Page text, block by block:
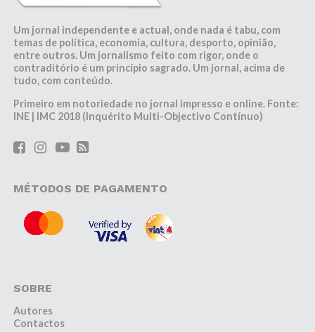
Um jornal independente e actual, onde nada é tabu, com
temas de política, economia, cultura, desporto, opinião,
entre outros. Um jornalismo feito com rigor, onde o
contraditório é um princípio sagrado. Um jornal, acima de
tudo, com conteúdo.
Primeiro em notoriedade no jornal impresso e online. Fonte:
INE | IMC 2018 (Inquérito Multi-Objectivo Contínuo)
MÉTODOS DE PAGAMENTO
SOBRE
Autores
Contactos